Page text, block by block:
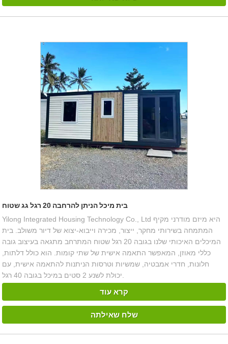
בית מיכל הניתן להרחבה 20 רגל גג שטוח
Yilong Integrated Housing Technology Co., Ltd היא מיזם מודרני מקיף
המתמחה בשירותי מחקר, ייצור, מכירה וייבוא-יצוא של דיור משולב. בית
המיכלים האיכותי שלנו בגובה 20 רגל שטוח המתרחב מתגאה בעיצוב גובה
כללי מאוזן, המאפשר התאמה אישית של שתי קומות. הוא כולל דלתות,
חלונות, חדרי אמבטיה, שמשיות וטרסות הניתנות להתאמה אישית, עם
קרא עוד
שלח שאילתה